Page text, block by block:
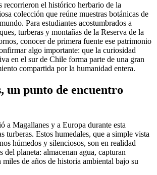
recorrieron el histórico herbario de la
colección que reúne muestras botánicas de
Para estudiantes acostumbrados a
turberas y montañas de la Reserva de la
conocer de primera fuente ese patrimonio
algo importante: que la curiosidad
en el sur de Chile forma parte de una gran
compartida por la humanidad entera.
un punto de encuentro
a Magallanes y a Europa durante esta
turberas. Estos humedales, que a simple vista
húmedos y silenciosos, son en realidad
del planeta: almacenan agua, capturan
de años de historia ambiental bajo su